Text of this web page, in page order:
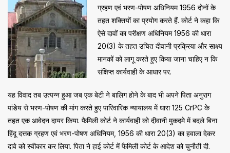
ग्रहण एवं भरण-पोषण अधिनियम 1956 दोनों के
तहत शक्तियों का प्रयोग करते हैं. कोर्ट ने कहा कि
ऐसे दावों का परीक्षण अधिनियम 1956 की धारा
20(3) के तहत उचित दीवानी प्रक्रिया और साक्ष्य
मानकों को लागू करते हुए किया जाना चाहिए न कि
संक्षिप्त कार्यवाही के आधार पर.
यह विवाद तब उत्पन्न हुआ जब एक बेटी ने बालिग होने के बाद भी अपने पिता अनुराग
पांडेय से भरण-पोषण की मांग करते हुए पारिवारिक न्यायालय में धारा 125 CrPC के
तहत एक आवेदन दायर किया. फैमिली कोर्ट ने कार्यवाही को दीवानी मुकदमे में बदले बिना
हिंदू दत्तक ग्रहण एवं भरण-पोषण अधिनियम, 1956 की धारा 20(3) का हवाला देकर
दावे को स्वीकार कर लिया. पिता ने हाई कोर्ट में फैमिली कोर्ट के आदेश को चुनौती दी.